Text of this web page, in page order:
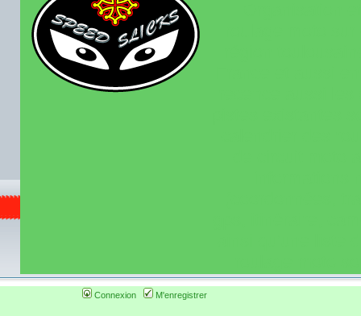
Connexion M'enregistrer